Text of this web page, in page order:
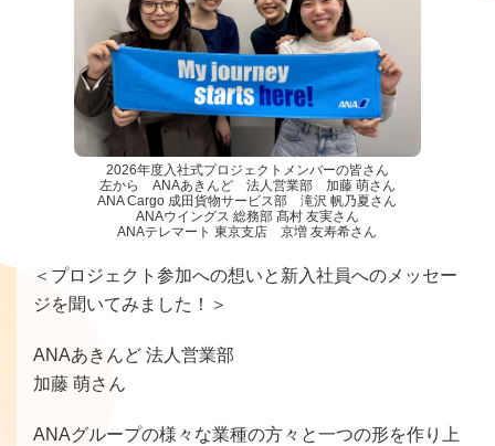
2026年度入社式プロジェクトメンバーの皆さん
左から ANAあきんど 法人営業部 加藤 萌さん
ANA Cargo 成田貨物サービス部 滝沢 帆乃夏さん
ANAウイングス 総務部 髙村 友実さん
ANAテレマート 東京支店 京増 友寿希さん
＜プロジェクト参加への想いと新入社員へのメッセー
ジを聞いてみました！＞
ANAあきんど 法人営業部
加藤 萌さん
ANAグループの様々な業種の方々と一つの形を作り上